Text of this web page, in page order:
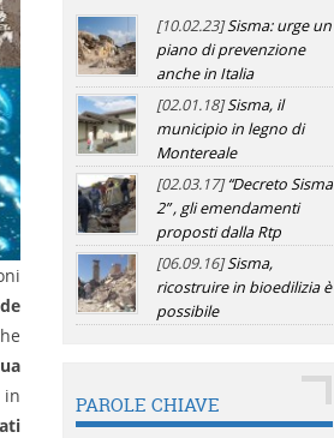
in
[10.02.23]Sisma: urge un
piano di prevenzione
anche in Italia
[02.01.18]Sisma, il
municipio in legno di
Montereale
[02.03.17]“Decreto Sisma
2” , gli emendamenti
proposti dalla Rtp
[06.09.16]Sisma,
ricostruire in bioedilizia è
possibile
PAROLE CHIAVE